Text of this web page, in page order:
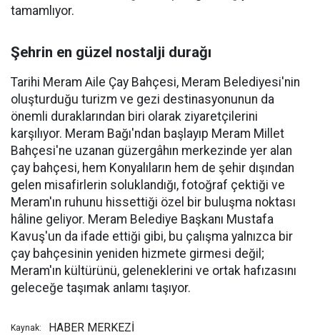
tamamlıyor.
Şehrin en güzel nostalji durağı
Tarihi Meram Aile Çay Bahçesi, Meram Belediyesi'nin
oluşturduğu turizm ve gezi destinasyonunun da
önemli duraklarından biri olarak ziyaretçilerini
karşılıyor. Meram Bağı'ndan başlayıp Meram Millet
Bahçesi'ne uzanan güzergâhın merkezinde yer alan
çay bahçesi, hem Konyalıların hem de şehir dışından
gelen misafirlerin soluklandığı, fotoğraf çektiği ve
Meram'ın ruhunu hissettiği özel bir buluşma noktası
hâline geliyor. Meram Belediye Başkanı Mustafa
Kavuş'un da ifade ettiği gibi, bu çalışma yalnızca bir
çay bahçesinin yeniden hizmete girmesi değil;
Meram'ın kültürünü, geleneklerini ve ortak hafızasını
geleceğe taşımak anlamı taşıyor.
Kaynak: HABER MERKEZİ